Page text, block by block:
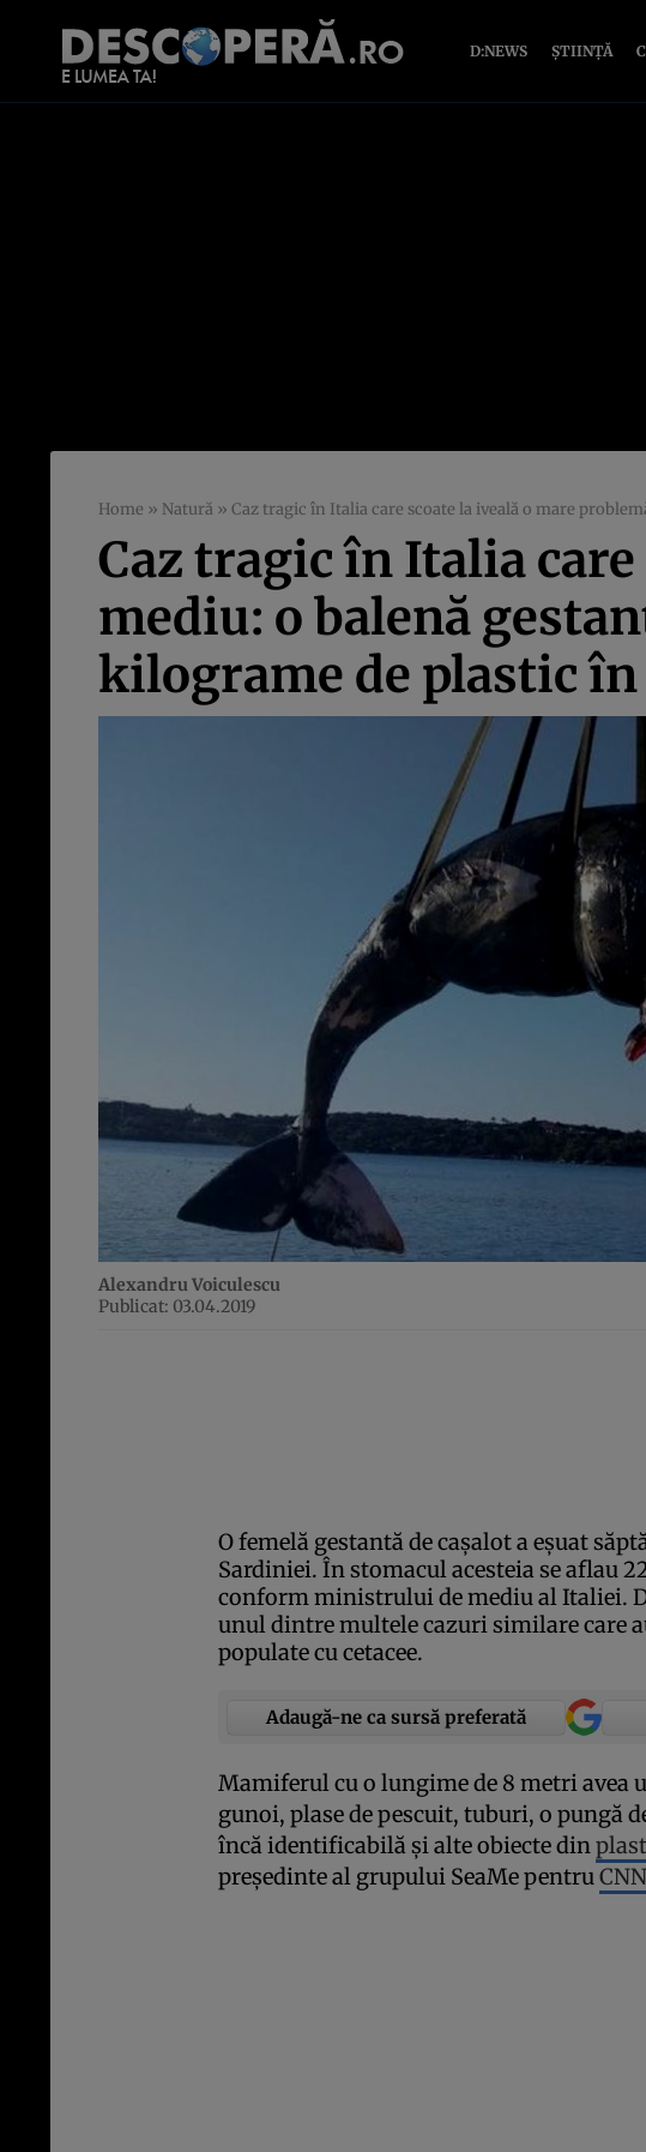
D:NEWS ȘTIINȚĂ
Home » Natură » Caz tragic în Italia care scoate la iveală o mare
Caz tragic în Italia
mediu: o balenă
kilograme de plastic în
Alexandru Voiculescu
Publicat: 03.04.2019
O femelă gestantă de caşalot a eşuat
Sardiniei. În stomacul acesteia se aflau
conform ministrului de mediu al Italiei.
unul dintre multele cazuri similare care
populate cu cetacee.
Adaugă-ne ca sursă preferată
Mamiferul cu o lungime de 8 metri avea
gunoi, plase de pescuit, tuburi, o pungă
încă identificabilă şi alte obiecte din
preşedinte al grupului SeaMe pentru